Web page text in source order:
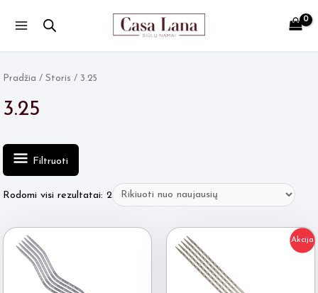
Pradžia / Storis / 3.25
3.25
Filtruoti
Rodomi visi rezultatai: 2Rūšiuojama
naujausią
Akcija